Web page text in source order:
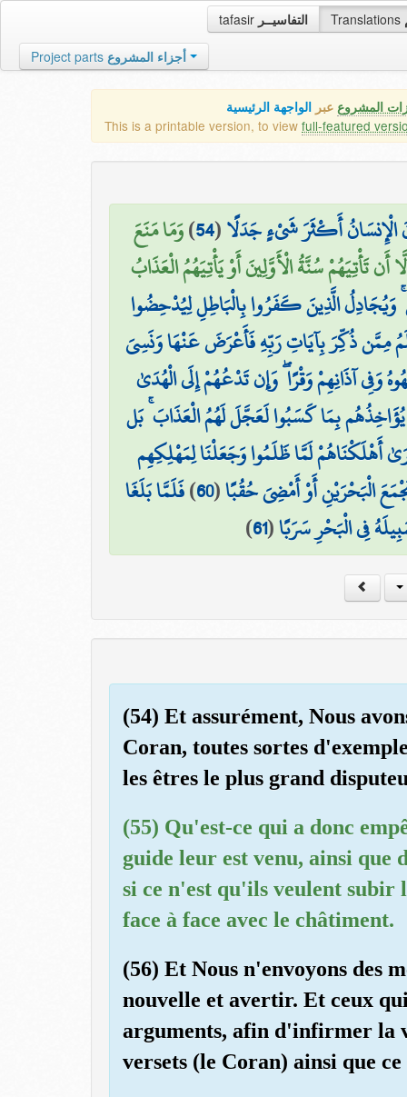
tafasir التفاسيــر Translations
Project parts أجزاء المشروع
المشروع عبر الواجهة الرئيسية
This is a printable version, to view full-featured
الْإِنسَانُ أَكْثَرَ شَيْءٍ جَدَلًا(
54
)وَمَا مَنَعَ
تَأْتِيَهُمْ سُنَّةُ الْأَوَّلِينَ أَوْ يَأْتِيَهُمُ الْعَذَابُ
وَيُجَادِلُ الَّذِينَ كَفَرُوا بِالْبَاطِلِ لِيُدْحِضُوا
مِمَّن ذُكِّرَ بِآيَاتِ رَبِّهِ فَأَعْرَضَ عَنْهَا وَنَسِيَ
وَفِي آذَانِهِمْ وَقْرًا ۖ وَإِن تَدْعُهُمْ إِلَى الْهُدَىٰ
بِمَا كَسَبُوا لَعَجَّلَ لَهُمُ الْعَذَابَ ۚ بَل
أَهْلَكْنَاهُمْ لَمَّا ظَلَمُوا وَجَعَلْنَا لِمَهْلِكِهِم
الْبَحْرَيْنِ أَوْ أَمْضِيَ حُقُبًا(
60
)فَلَمَّا بَلَغَا
فِي الْبَحْرِ سَرَبًا(
61
)
(54) Et assurément, Nous
Coran, toutes sortes
les êtres le plus grand
(55) Qu'est-ce qui a donc
guide leur est venu, ainsi que
si ce n'est qu'ils veulent subir
face à face avec le châtiment.
(56) Et Nous n'envoyons des
nouvelle et avertir. Et ceux
arguments, afin d'infirmer la
versets (le Coran) ainsi que